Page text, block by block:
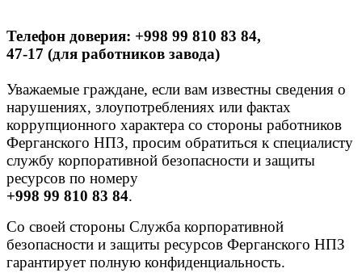
Телефон доверия: +998 99 810 83 84,
47-17 (для работников завода)
Уважаемые граждане, если вам известны сведения о
нарушениях, злоупотреблениях или фактах
коррупционного характера со стороны работников
Ферганского НПЗ, просим обратиться к специалисту
службу корпоративной безопасности и защиты
ресурсов по номеру
+998 99 810 83 84.
Со своей стороны Служба корпоративной
безопасности и защиты ресурсов Ферганского НПЗ
гарантирует полную конфиденциальность.